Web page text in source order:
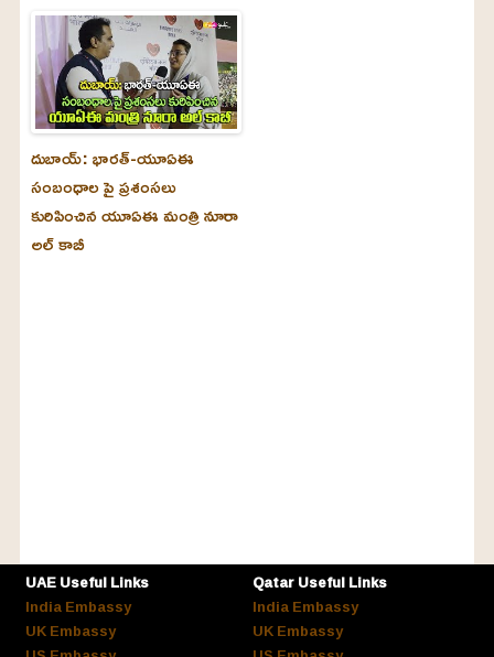
దుబాయ్‌: భారత్-యూఏఈ
సంబంధాల పై ప్రశంసలు
కురిపించిన యూఏఈ మంత్రి నూరా
అల్‌ కాబీ
UAE Useful Links
India Embassy
UK Embassy
Qatar Useful Links
India Embassy
UK Embassy